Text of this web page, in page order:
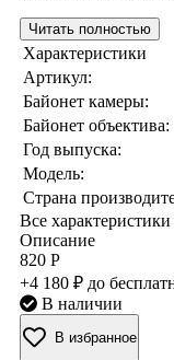
Читать полностью
Характеристики
Артикул:
Байонет камеры:
Байонет объектива:
Год выпуска:
Модель:
Страна
Все характеристики
Описание
820 Р
+4 180 ₽ до
В наличии
В избранное